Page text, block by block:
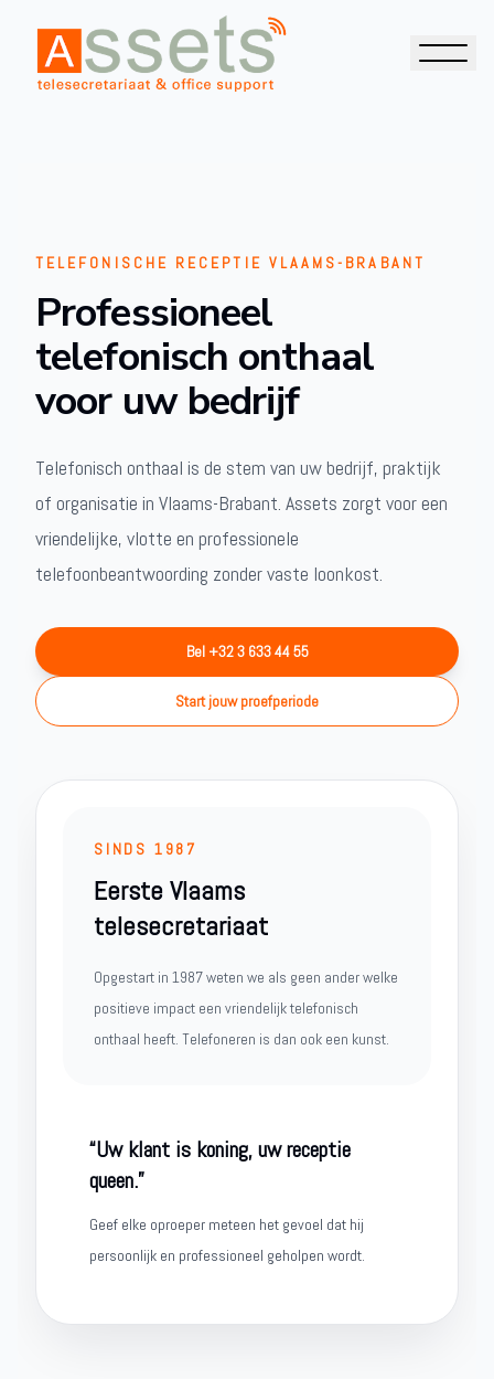
TELEFONISCHE RECEPTIE VLAAMS-BRABANT
Professioneel
telefonisch onthaal
voor uw bedrijf
Telefonisch onthaal is de stem van uw bedrijf, praktijk
of organisatie in Vlaams-Brabant. Assets zorgt voor een
vriendelijke, vlotte en professionele
telefoonbeantwoording zonder vaste loonkost.
Bel +32 3 633 44 55
Start jouw proefperiode
SINDS 1987
Eerste Vlaams
telesecretariaat
Opgestart in 1987 weten we als geen ander welke
positieve impact een vriendelijk telefonisch
onthaal heeft. Telefoneren is dan ook een kunst.
“Uw klant is koning, uw receptie
queen.”
Geef elke oproeper meteen het gevoel dat hij
persoonlijk en professioneel geholpen wordt.